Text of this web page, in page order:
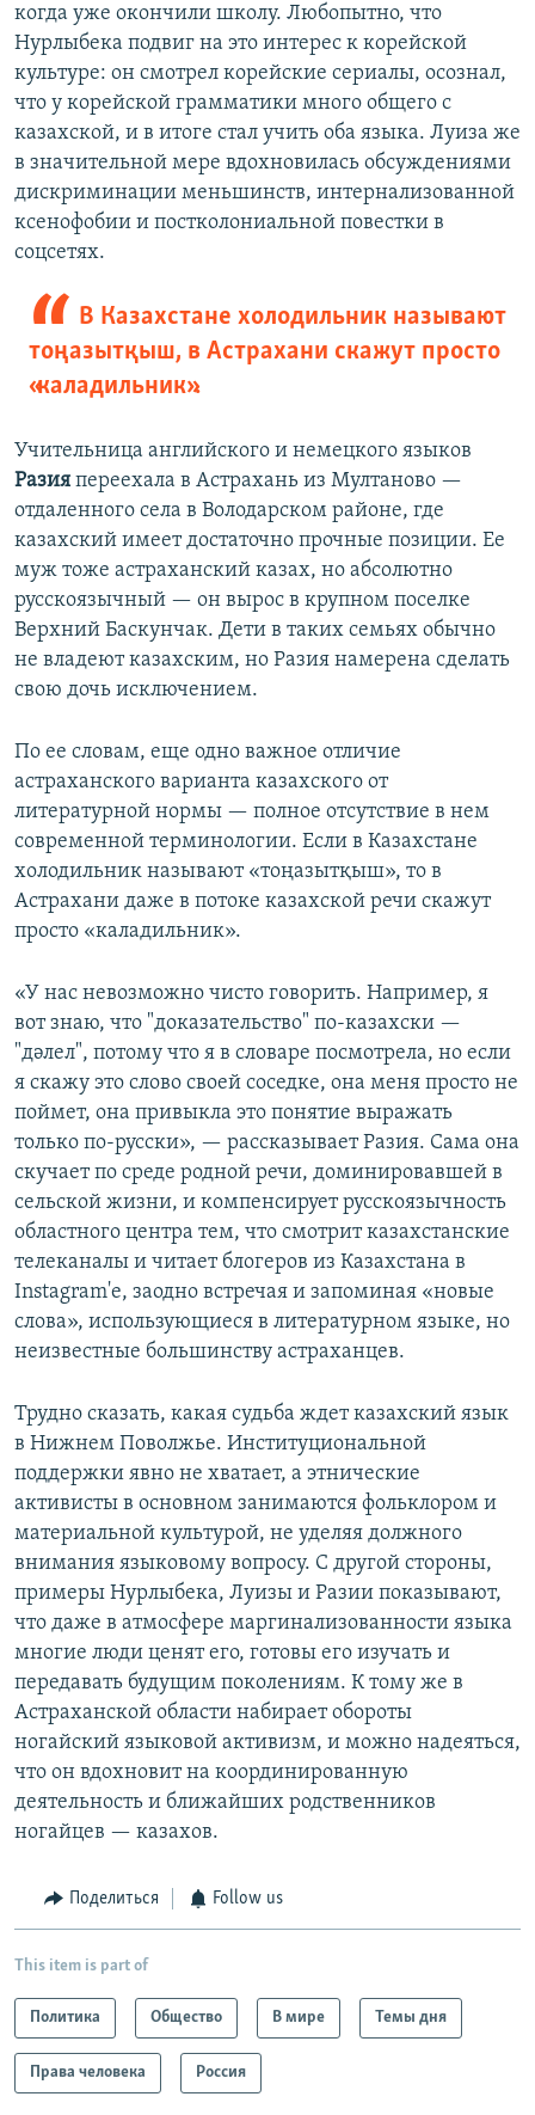
когда уже окончили школу. Любопытно, что
Нурлыбека подвиг на это интерес к корейской
культуре: он смотрел корейские сериалы, осознал,
что у корейской грамматики много общего с
казахской, и в итоге стал учить оба языка. Луиза же
в значительной мере вдохновилась обсуждениями
дискриминации меньшинств, интернализованной
ксенофобии и постколониальной повестки в
соцсетях.
В Казахстане холодильник называют
тоңазытқыш, в Астрахани скажут просто
«каладильник».
Учительница английского и немецкого языков
Разия переехала в Астрахань из Мултаново —
отдаленного села в Володарском районе, где
казахский имеет достаточно прочные позиции. Ее
муж тоже астраханский казах, но абсолютно
русскоязычный — он вырос в крупном поселке
Верхний Баскунчак. Дети в таких семьях обычно
не владеют казахским, но Разия намерена сделать
свою дочь исключением.
По ее словам, еще одно важное отличие
астраханского варианта казахского от
литературной нормы — полное отсутствие в нем
современной терминологии. Если в Казахстане
холодильник называют «тоңазытқыш», то в
Астрахани даже в потоке казахской речи скажут
просто «каладильник».
«У нас невозможно чисто говорить. Например, я
вот знаю, что "доказательство" по-казахски —
"дәлел", потому что я в словаре посмотрела, но если
я скажу это слово своей соседке, она меня просто не
поймет, она привыкла это понятие выражать
только по-русски», — рассказывает Разия. Сама она
скучает по среде родной речи, доминировавшей в
сельской жизни, и компенсирует русскоязычность
областного центра тем, что смотрит казахстанские
телеканалы и читает блогеров из Казахстана в
Instagram'е, заодно встречая и запоминая «новые
слова», использующиеся в литературном языке, но
неизвестные большинству астраханцев.
Трудно сказать, какая судьба ждет казахский язык
в Нижнем Поволжье. Институциональной
поддержки явно не хватает, а этнические
активисты в основном занимаются фольклором и
материальной культурой, не уделяя должного
внимания языковому вопросу. С другой стороны,
примеры Нурлыбека, Луизы и Разии показывают,
что даже в атмосфере маргинализованности языка
многие люди ценят его, готовы его изучать и
передавать будущим поколениям. К тому же в
Астраханской области набирает обороты
ногайский языковой активизм, и можно надеяться,
что он вдохновит на координированную
деятельность и ближайших родственников
ногайцев — казахов.
Поделиться Follow us
This item is part of
Политика Общество В мире Темы дня
Права человека Россия